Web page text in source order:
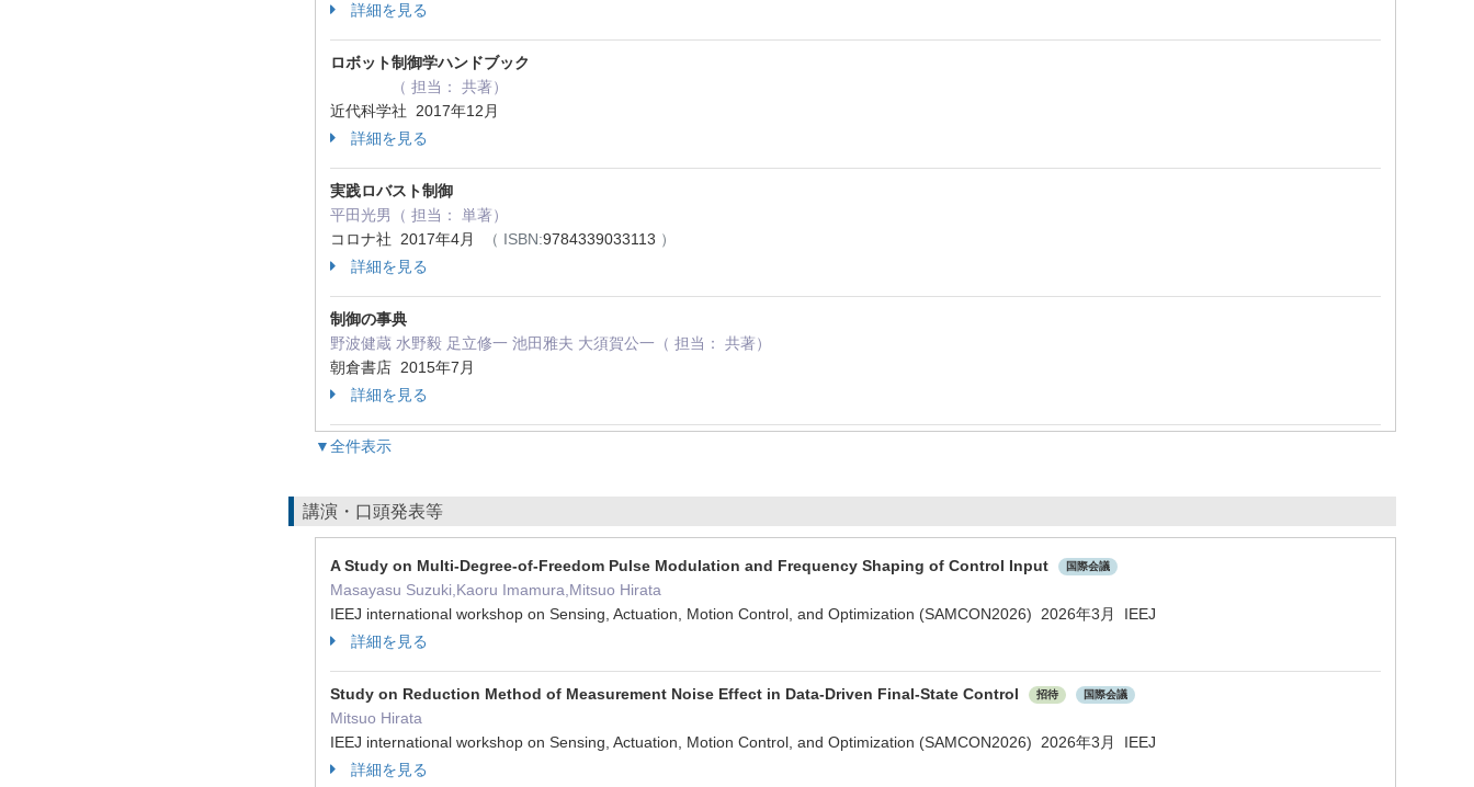
詳細を見る
ロボット制御学ハンドブック
（ 担当： 共著）
近代科学社 2017年12月
詳細を見る
実践ロバスト制御
平田光男（ 担当： 単著）
コロナ社 2017年4月
（ ISBN:9784339033113 ）
詳細を見る
制御の事典
野波健蔵 水野毅 足立修一 池田雅夫 大須賀公一（ 担当： 共著）
朝倉書店 2015年7月
詳細を見る
▼全件表示
講演・口頭発表等
A Study on Multi-Degree-of-Freedom Pulse Modulation and Frequency Shaping of Control Input 国際会議
Masayasu Suzuki,Kaoru Imamura,Mitsuo Hirata
IEEJ international workshop on Sensing, Actuation, Motion Control, and Optimization (SAMCON2026) 2026年3月 IEEJ
詳細を見る
Study on Reduction Method of Measurement Noise Effect in Data-Driven Final-State Control 招待 国際会議
Mitsuo Hirata
IEEJ international workshop on Sensing, Actuation, Motion Control, and Optimization (SAMCON2026) 2026年3月 IEEJ
詳細を見る